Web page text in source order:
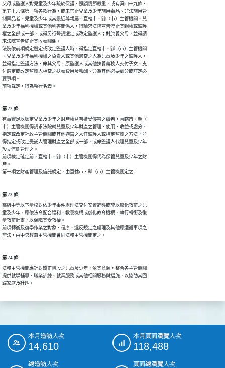
父母或監護人對兒童及少年疏於保護、照顧情節嚴重，或有第四十九條、
第五十六條第一項各款行為，或未禁止兒童及少年施用毒品、非法施用管
制藥品者，兒童及少年或其最近尊親屬、直轄市、縣（市）主管機關、兒
童及少年福利機構或其他利害關係人，得請求法院宣告停止其親權或監護
權之全部或一部，或得另行聲請選定或改定監護人；對於養父母，並得請
求法院宣告終止其收養關係。
法院依前項規定選定或改定監護人時，得指定直轄市、縣（市）主管機關
、兒童及少年福利機構之負責人或其他適當之人為兒童及少年之監護人，
並得指定監護方法、命其父母、原監護人或其他扶養義務人交付子女、支
付選定或改定監護人相當之扶養費用及報酬、命為其他必要處分或訂定必
要事項。
前項裁定，得為執行名義。
第 72 條
有事實足以認定兒童及少年之財產權益有遭受侵害之虞者，直轄市、縣（
市）主管機關得請求法院就兒童及少年財產之管理、使用、收益或處分，
指定或改定社政主管機關或其他適當之人任監護人或指定監護之方法，並
得指定或改定受託人管理財產之全部或一部，或命監護人代理兒童及少年
設立信託管理之。
前項裁定確定前，直轄市、縣（市）主管機關得代為保管兒童及少年之財
產。
第一項之財產管理及信託規定，由直轄市、縣（市）主管機關定之。
第 73 條
高級中等以下學校對依少年事件處理法交付安置輔導或施以感化教育之兒
童及少年，應依法令配合福利、教養機構或感化教育機構，執行轉銜及復
學教育計畫，以保障其受教權。
前項轉銜及復學作業之對象、程序、違反規定之處理及其他應遵循事項之
辦法，由中央教育主管機關會同法務主管機關定之。
第 74 條
法務主管機關應針對矯正階段之兒童及少年，依其意願，整合各主管機關
提供就學輔導、職業訓練、就業服務或其他相關服務與措施，以協助其回
歸家庭及社區。
::: 本月造訪人次
14,610
本月頁面瀏覽人次
118,488
總造訪人次
頁面總瀏覽人次